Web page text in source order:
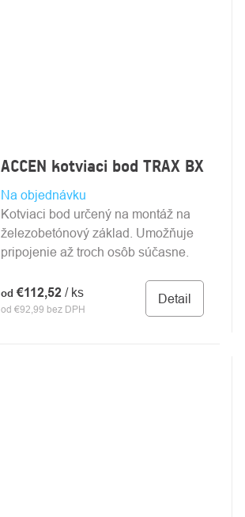
ACCEN kotviaci bod TRAX BX
Na objednávku
od €92,99 bez DPH
od €112,52 / ks Detail
Kotviaci bod určený na montáž na
železobetónový základ. Umožňuje
pripojenie až troch osôb súčasne.